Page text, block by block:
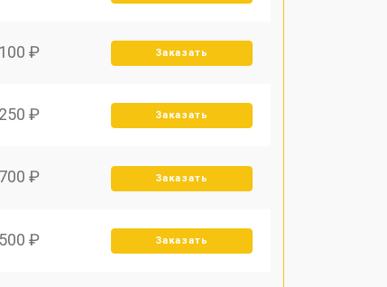
₽ Заказать
₽ Заказать
₽ Заказать
₽ Заказать